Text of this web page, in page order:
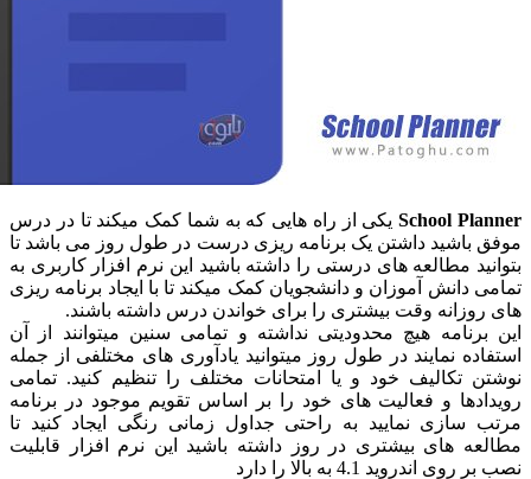
School یکی از راه هایی که به شما کمک میکند تا در درس
داشتن یک برنامه ریزی درست در طول روز می باشد تا
مطالعه های درستی را داشته باشید این نرم افزار کاربری به
دانش آموزان و دانشجویان کمک میکند تا با ایجاد برنامه ریزی
وقت بیشتری را برای خواندن درس داشته باشند.
هیچ محدودیتی نداشته و تمامی سنین میتوانند از آن
نمایند در طول روز میتوانید یادآوری های مختلفی از جمله
تکالیف خود و یا امتحانات مختلف را تنظیم کنید. تمامی
و فعالیت های خود را بر اساس تقویم موجود در برنامه
نمایید به راحتی جداول زمانی رنگی ایجاد کنید تا
های بیشتری در روز داشته باشید این نرم افزار قابلیت
4.1 به بالا را دارد